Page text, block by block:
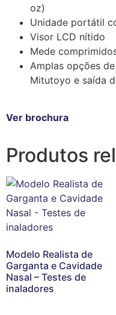
oz)
Unidade portátil
Visor LCD nítido
Mede
Amplas opções
Mitutoyo e saída
Ver brochura
Produtos
Modelo Realista de
Garganta e Cavidade
Nasal – Testes de
inaladores